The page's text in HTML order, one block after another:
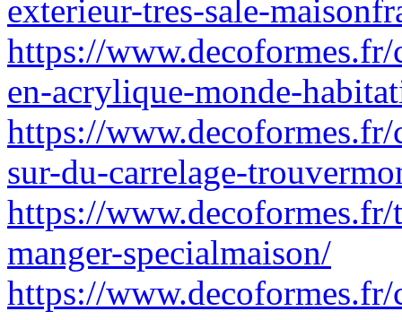
exterieur-tres-sale-
https://
en-acrylique-monde-
https://
sur-du-carrelage-
https://www.decoformes.fr/
manger-specialmaison/
https://